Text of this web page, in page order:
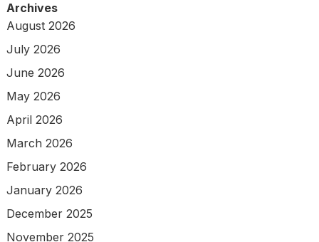
Archives
August 2026
July 2026
June 2026
May 2026
April 2026
March 2026
February 2026
January 2026
December 2025
November 2025